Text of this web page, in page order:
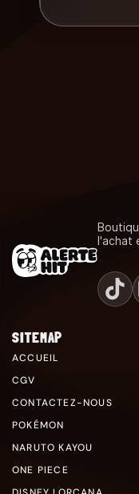
l'achat
SITEMAP
ACCUEIL
CGV
CONTACTEZ-NOUS
POKÉMON
NARUTO KAYOU
ONE PIECE